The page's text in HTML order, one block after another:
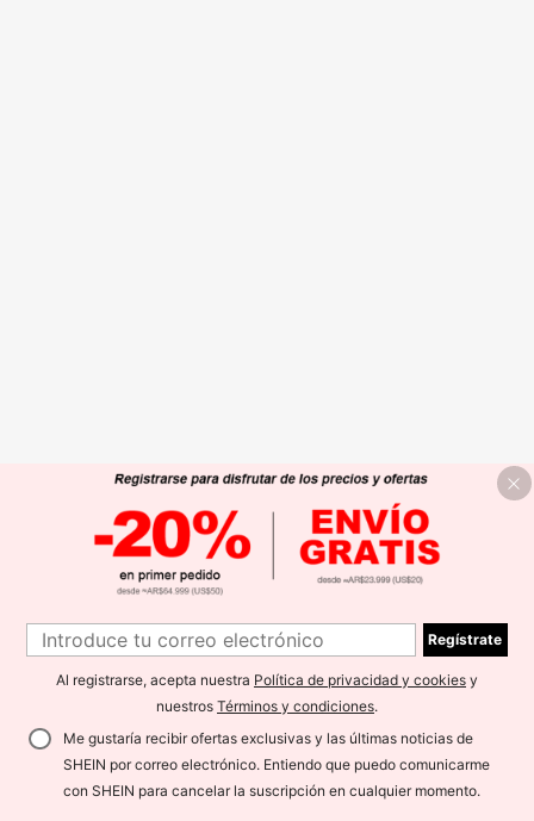
Regístrate
Al registrarse, acepta nuestra Política de privacidad y cookies y
nuestros Términos y condiciones.
Me gustaría recibir ofertas exclusivas y las últimas noticias de
SHEIN por correo electrónico. Entiendo que puedo comunicarme
con SHEIN para cancelar la suscripción en cualquier momento.